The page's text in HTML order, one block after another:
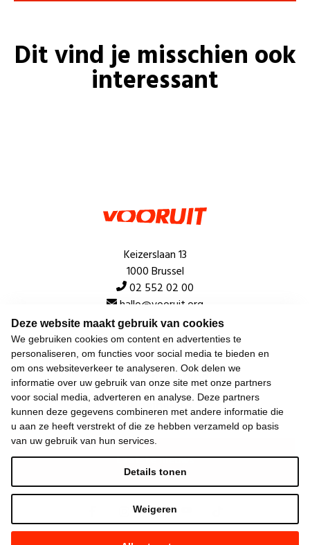
Deze website maakt gebruik van cookies
We gebruiken cookies om content en advertenties te
personaliseren, om functies voor social media te bieden en
om ons websiteverkeer te analyseren. Ook delen we
informatie over uw gebruik van onze site met onze partners
voor social media, adverteren en analyse. Deze partners
kunnen deze gegevens combineren met andere informatie die
u aan ze heeft verstrekt of die ze hebben verzameld op basis
van uw gebruik van hun services.
Weigeren
Details tonen
Dit vind je misschien ook
interessant
Keizerslaan 13
1000 Brussel
02 552 02 00
hallo@vooruit.org
Snel
Over de beweging
Algemeen
Laatste nieuws